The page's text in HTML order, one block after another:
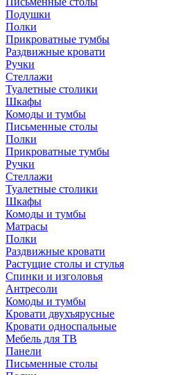
Подушки
Полки
Прикроватные тумбы
Раздвижные кровати
Ручки
Стеллажи
Туалетные столики
Шкафы
Комоды и тумбы
Письменные столы
Полки
Прикроватные тумбы
Ручки
Стеллажи
Туалетные столики
Шкафы
Комоды и тумбы
Матрасы
Полки
Раздвижные кровати
Растущие столы и стулья
Спинки и изголовья
Антресоли
Комоды и тумбы
Кровати двухъярусные
Кровати односпальные
Мебель для ТВ
Панели
Письменные столы